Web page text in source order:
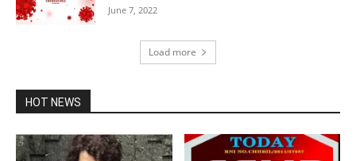
June 7, 2022
Load more
HOT NEWS